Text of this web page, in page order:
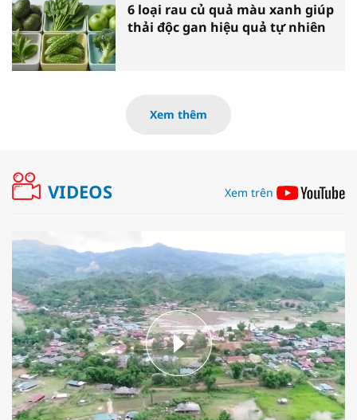
6 loại rau củ quả màu xanh giúp
thải độc gan hiệu quả tự nhiên
Xem thêm
VIDEOS Xem trên